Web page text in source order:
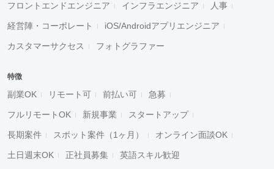
フロントエンドエンジニア インフラエンジニア 人事
経営陣・コーポレート iOS/Androidアプリエンジニア
カスタマーサクセス フォトグラファー
特徴
副業OK リモート可 前払い可 急募
フルリモートOK 新規事業 スタートアップ
長期案件 スポット案件（1ヶ月） オンライン面談OK
土日週末OK 正社員募集 英語スキル歓迎